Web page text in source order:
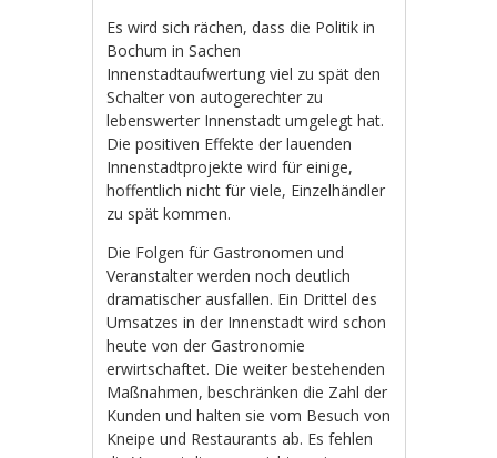
Es wird sich rächen, dass die Politik in
Bochum in Sachen
Innenstadtaufwertung viel zu spät den
Schalter von autogerechter zu
lebenswerter Innenstadt umgelegt hat.
Die positiven Effekte der lauenden
Innenstadtprojekte wird für einige,
hoffentlich nicht für viele, Einzelhändler
zu spät kommen.
Die Folgen für Gastronomen und
Veranstalter werden noch deutlich
dramatischer ausfallen. Ein Drittel des
Umsatzes in der Innenstadt wird schon
heute von der Gastronomie
erwirtschaftet. Die weiter bestehenden
Maßnahmen, beschränken die Zahl der
Kunden und halten sie vom Besuch von
Kneipe und Restaurants ab. Es fehlen